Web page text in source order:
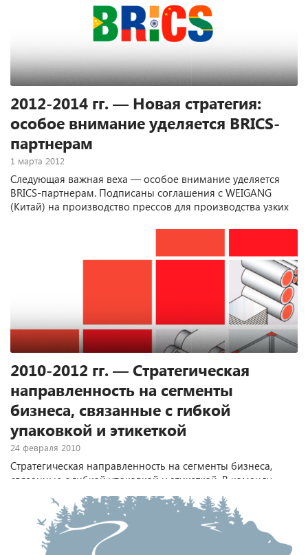
2012-2014 гг. — Новая стратегия:
особое внимание уделяется BRICS-
партнерам
1 марта 2012
Следующая важная веха — особое внимание уделяется
BRICS-партнерам. Подписаны соглашения с WEIGANG
(Китай) на производство прессов для производства узких
2010-2012 гг. — Стратегическая
направленность на сегменты
бизнеса, связанные с гибкой
упаковкой и этикеткой
24 февраля 2010
Стратегическая направленность на сегменты бизнеса,
связанные с гибкой упаковкой и этикеткой. В команду
ТЕРЕМ входят эксперты упаковочной отрасли.